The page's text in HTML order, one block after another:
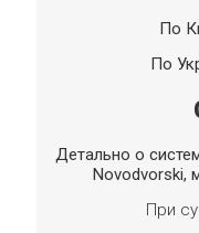
По
По
Детально о
Novodvorski,
При